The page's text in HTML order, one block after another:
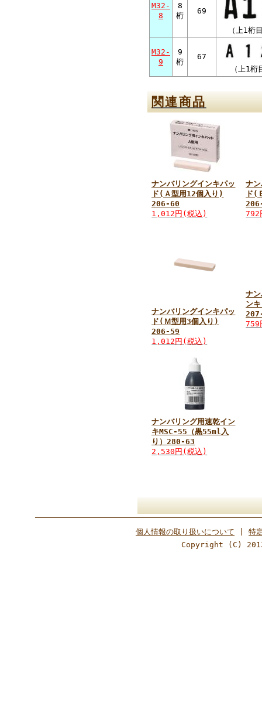
M32-
8
8
桁
69
（上1
M32-
9
9
桁
67
（上1
関連商品
ナンバリングインキパッ
ド(Ａ型用12個入り)
206-60
1,012円(税込)
ナ
ド(
792
ナンバリングインキパッ
ド(Ｍ型用3個入り)
206-59
1,012円(税込)
ナ
ン
759
ナンバリング用速乾イン
キMSC-55（黒55ml入
り）280-63
2,530円(税込)
個人情報の取り扱いについて
特
Copyright (C) 2013